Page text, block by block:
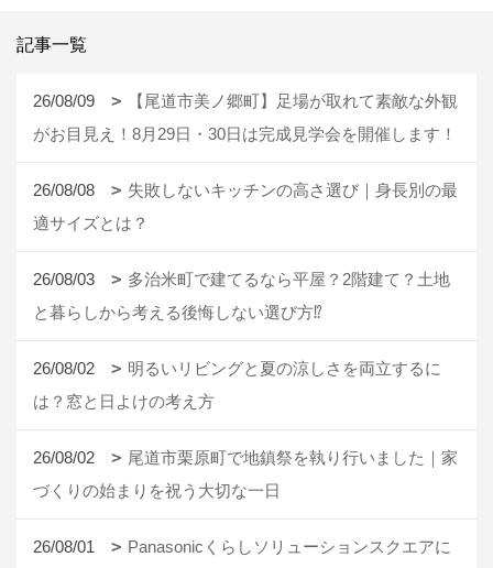
記事一覧
26/08/09
【尾道市美ノ郷町】足場が取れて素敵な外観
がお目見え！8月29日・30日は完成見学会を開催します！
26/08/08
失敗しないキッチンの高さ選び｜身長別の最
適サイズとは？
26/08/03
多治米町で建てるなら平屋？2階建て？土地
と暮らしから考える後悔しない選び方⁉
26/08/02
明るいリビングと夏の涼しさを両立するに
は？窓と日よけの考え方
26/08/02
尾道市栗原町で地鎮祭を執り行いました｜家
づくりの始まりを祝う大切な一日
26/08/01
Panasonicくらしソリューションスクエアに